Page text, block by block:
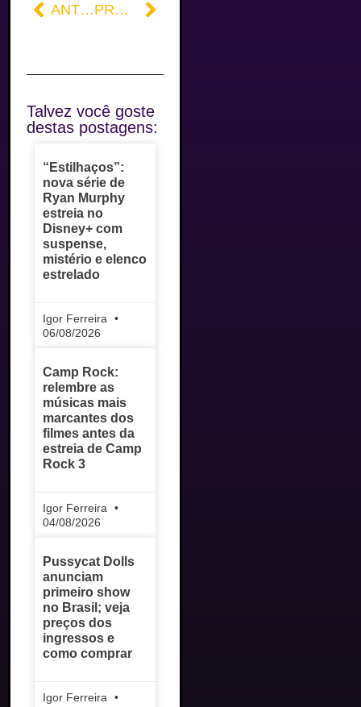
ANTERIOR PRÓXIMO
Talvez você goste
destas postagens:
“Estilhaços”:
nova série de
Ryan Murphy
estreia no
Disney+ com
suspense,
mistério e elenco
estrelado
Igor Ferreira
06/08/2026
Camp Rock:
relembre as
músicas mais
marcantes dos
filmes antes da
estreia de Camp
Rock 3
Igor Ferreira
04/08/2026
Pussycat Dolls
anunciam
primeiro show
no Brasil; veja
preços dos
ingressos e
como comprar
Igor Ferreira